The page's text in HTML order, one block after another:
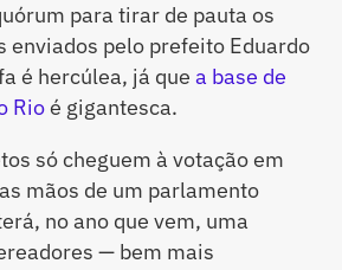
para tirar de pauta os
enviados pelo prefeito Eduardo
é hercúlea, já que a base de
Rioé gigantesca.
só cheguem à votação em
mãos de um parlamento
no ano que vem, uma
— bem mais